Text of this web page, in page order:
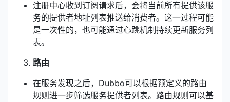
注册中心收到订阅请求后，会将当前所有提供该服
务的提供者地址列表推送给消费者。这一过程可能
是一次性的，也可能通过心跳机制持续更新服务列
表。
路由
在服务发现之后，Dubbo可以根据预定义的路由
规则进一步筛选服务提供者列表。路由规则可以基